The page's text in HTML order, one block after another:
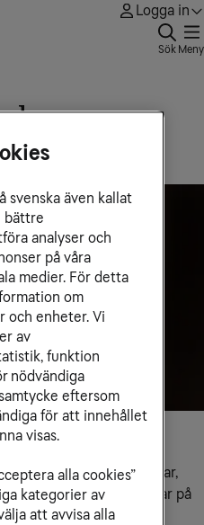
Logga in
Sök Meny
nätet
dig trygg när du surfar,
bankärenden eller klickar på
och VPN.
svenska även kallat
bättre
analyser och
på våra
medier. För detta
om
och enheter. Vi
av
funktion
nödvändiga
eftersom
för att innehållet
visas.
alla cookies”
kategorier av
att avvisa alla